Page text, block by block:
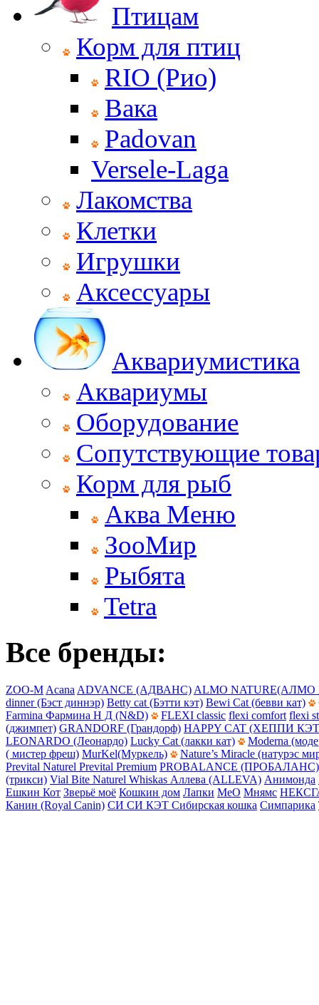
Птицам
Корм для птиц
RIO (Рио)
Вака
Padovan
Versele-Laga
Лакомства
Клетки
Игрушки
Аксессуары
Аквариумистика
Аквариумы
Оборудование
Сопутствующие
Корм для рыб
Аква Меню
ЗооМир
Рыбята
Tetra
Все бренды:
ZOO-M Acana ADVANCE (АДВАНС) ALMO
dinner (Бэст диннэр) Betty cat (Бэтти кэт) Bewi Cat (бевви кат)
Farmina Фармина Н Д (N&D)
FLEXI classic flexi comfort flexi
(джимпет) GRANDORF (Грандорф) HAPPY CAT (ХЕППИ
LEONARDO (Леонардо) Lucky Cat (лакки кат)
Moderna
( мистер фреш) MurKel(Муркель)
Nature’s Miracle (натурэс
Prevital Naturel Prevital Premium PROBALANCE (ПРОБАЛАНС)
(трикси) Vial Bite Naturel Whiskas Аллева (ALLEVA) Анимонда
Ешкин Кот Зверьё моё Кошкин дом Лапки МеО Мнямс
Канин (Royal Canin) СИ СИ КЭТ Сибирская кошка Симпарика